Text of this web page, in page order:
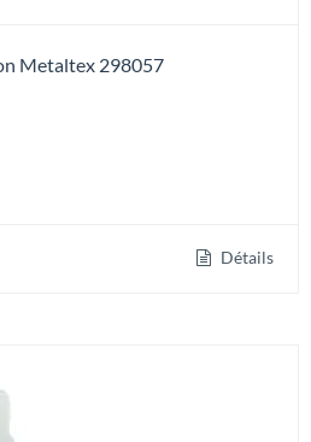
Metaltex 298057
Détails